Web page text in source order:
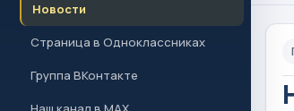
Новости
Страница в Одноклассниках
Группа ВКонтакте